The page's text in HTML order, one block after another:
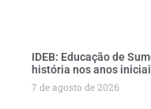
IDEB: Educação de
história nos anos
7 de agosto de 2026